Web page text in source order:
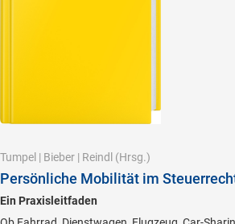
Tumpel | Bieber | Reindl (Hrsg.)
Persönliche Mobilität im
Ein Praxisleitfaden